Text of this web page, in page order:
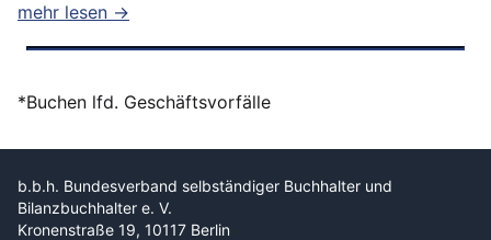
Bundesfinanzhof...
mehr lesen →
*Buchen lfd. Geschäftsvorfälle
b.b.h. Bundesverband selbständiger Buchhalter und
Bilanzbuchhalter e. V.
Kronenstraße 19, 10117 Berlin